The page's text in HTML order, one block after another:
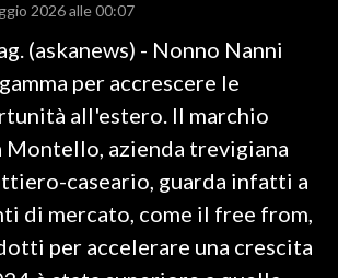
2026 alle 00:07
(askanews) - Nonno Nanni
per accrescere le
all'estero. Il marchio
azienda trevigiana
caseario, guarda infatti a
di mercato, come il free from,
per accelerare una crescita